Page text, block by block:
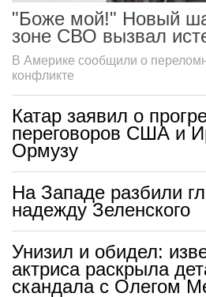
"Боже мой!" Новый
зоне СВО вызвал
В Америке сообщили о
конфликте
Катар заявил о
переговоров США и
Ормузу
На Западе разбили
надежду Зеленского
Унизил и обидел:
актриса раскрыла
скандала с Олегом